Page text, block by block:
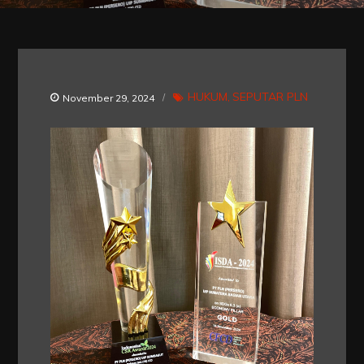
November 29, 2024 HUKUM SEPUTAR PLN